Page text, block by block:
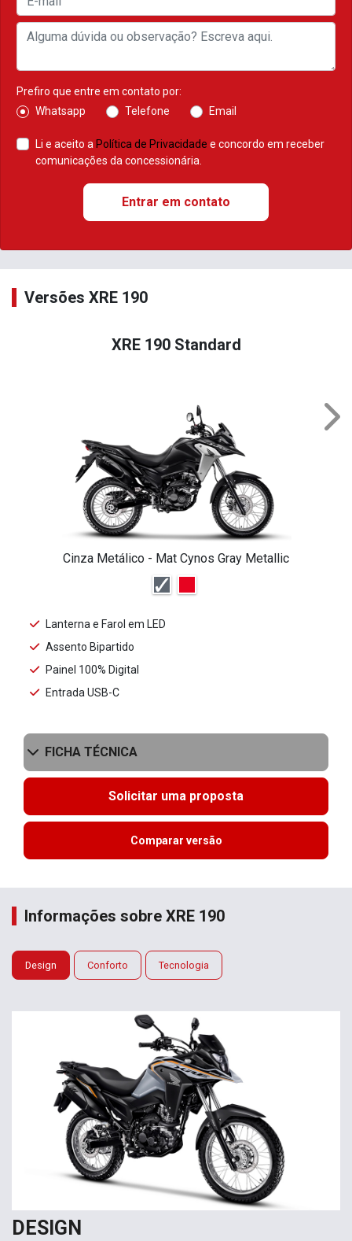
Prefiro que entre em contato por:
Whatsapp
Telefone Email
Li e aceito a Política de Privacidade e concordo em receber
comunicações da concessionária.
Entrar em contato
Versões XRE 190
XRE 190 Standard
Cinza Metálico - Mat Cynos Gray Metallic
Lanterna e Farol em LED
Assento Bipartido
Painel 100% Digital
Entrada USB-C
FICHA TÉCNICA
Solicitar uma proposta
Comparar versão
Informações sobre XRE 190
Design Conforto Tecnologia
DESIGN